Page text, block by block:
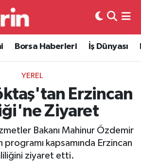
Borsa Haberleri İş Dünyası
YEREL
Erzincan
Ziyaret
Bakanı Mahinur Özdemir
kapsamında Erzincan
ziyaret etti.
Durumu ve Fikstür